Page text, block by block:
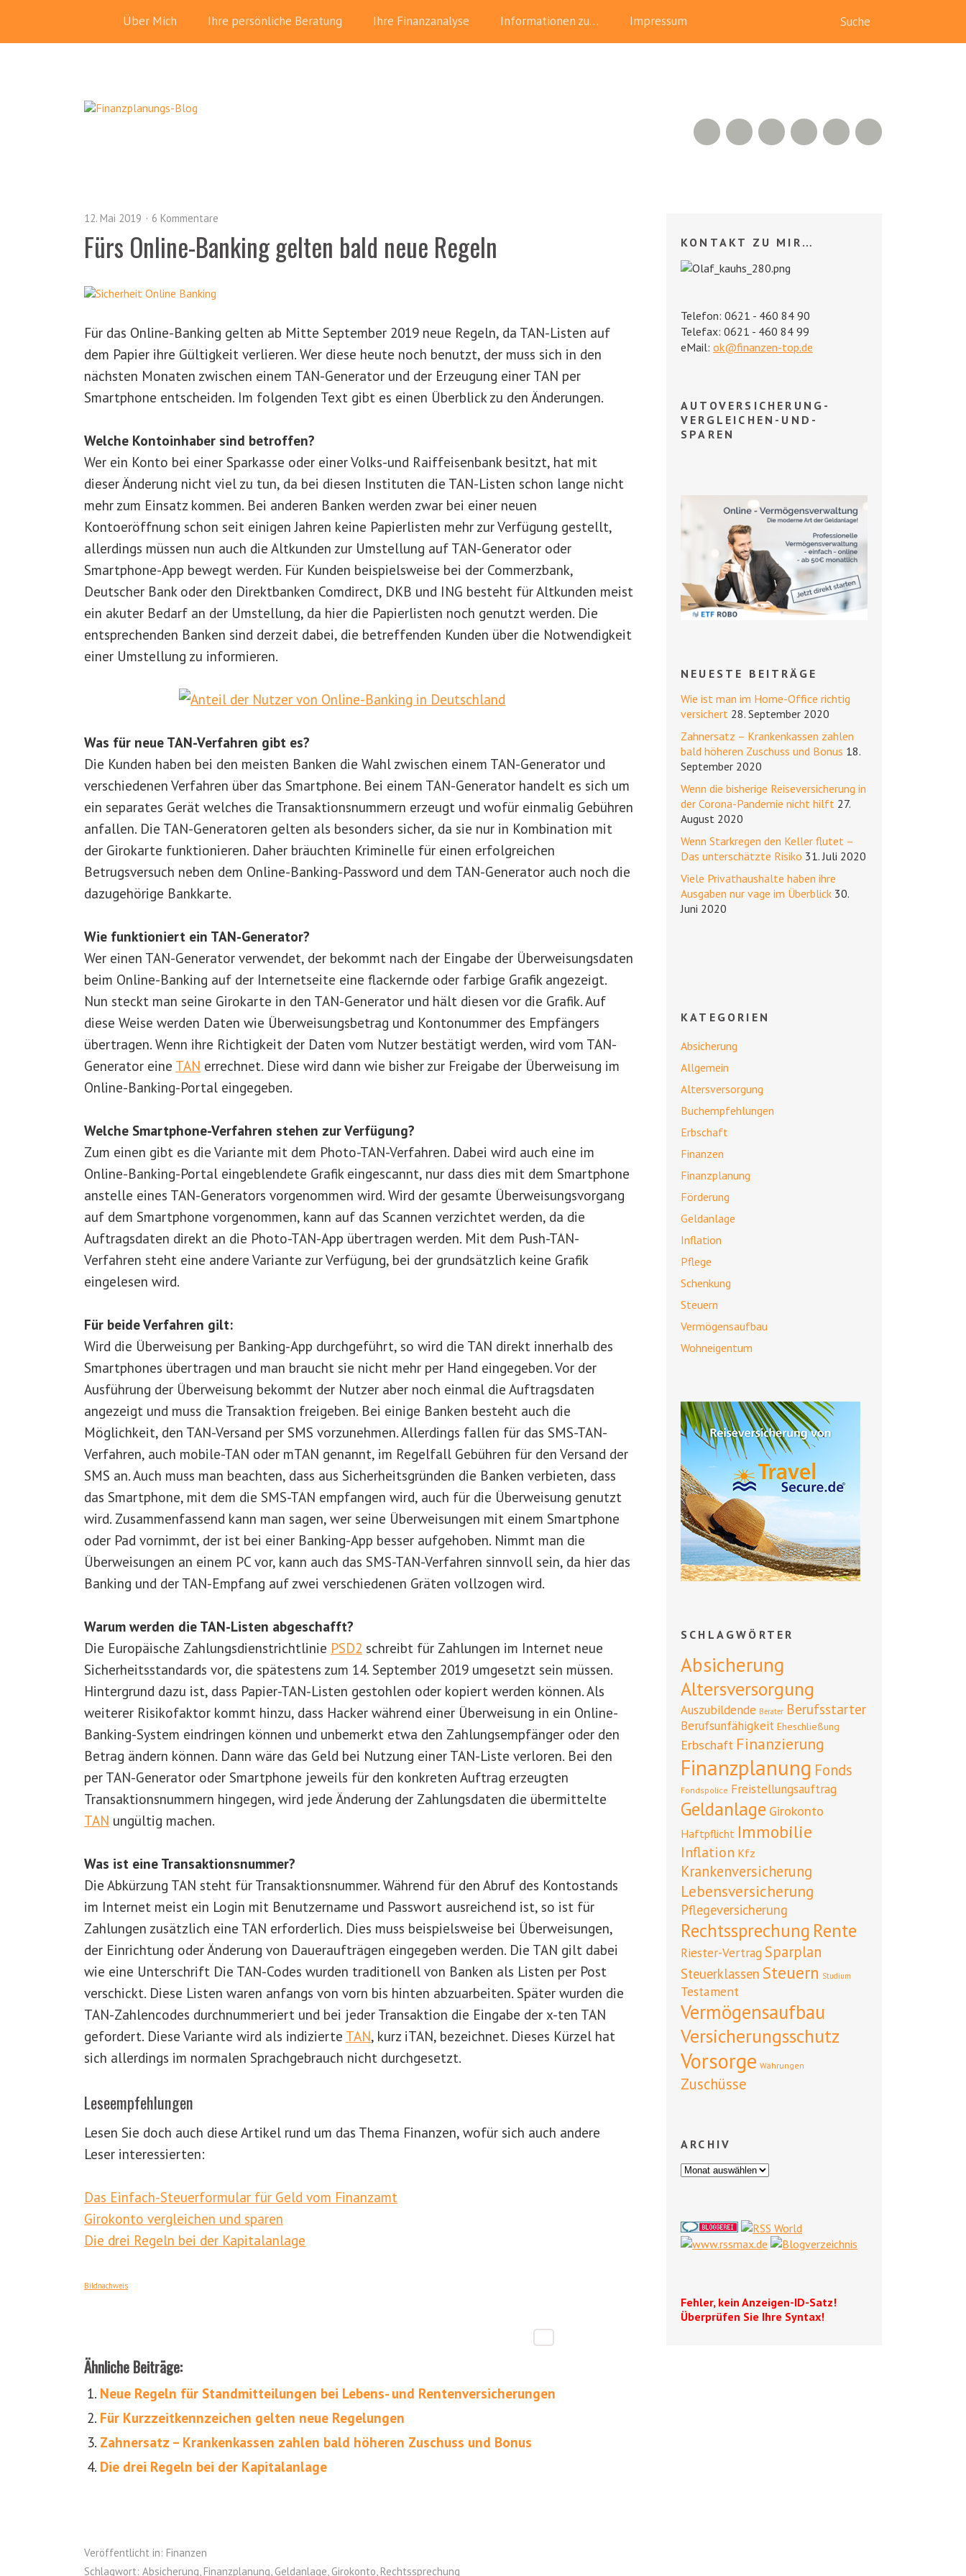
Über Mich Ihre persönliche Beratung Ihre Finanzanalyse Informationen zu… Impressum
Facebook
500px
LinkedIn
Xing
RSS Feed
12. Mai 2019 6 Kommentare
Fürs Online-Banking gelten bald neue Regeln
Für das Online-Banking gelten ab Mitte September 2019 neue Regeln, da TAN-Listen auf
dem Papier ihre Gültigkeit verlieren. Wer diese heute noch benutzt, der muss sich in den
nächsten Monaten zwischen einem TAN-Generator und der Erzeugung einer TAN per
Smartphone entscheiden. Im folgenden Text gibt es einen Überblick zu den Änderungen.
Welche Kontoinhaber sind betroffen?
Wer ein Konto bei einer Sparkasse oder einer Volks-und Raiffeisenbank besitzt, hat mit
dieser Änderung nicht viel zu tun, da bei diesen Instituten die TAN-Listen schon lange nicht
mehr zum Einsatz kommen. Bei anderen Banken werden zwar bei einer neuen
Kontoeröffnung schon seit einigen Jahren keine Papierlisten mehr zur Verfügung gestellt,
allerdings müssen nun auch die Altkunden zur Umstellung auf TAN-Generator oder
Smartphone-App bewegt werden. Für Kunden beispielsweise bei der Commerzbank,
Deutscher Bank oder den Direktbanken Comdirect, DKB und ING besteht für Altkunden meist
ein akuter Bedarf an der Umstellung, da hier die Papierlisten noch genutzt werden. Die
entsprechenden Banken sind derzeit dabei, die betreffenden Kunden über die Notwendigkeit
einer Umstellung zu informieren.
Was für neue TAN-Verfahren gibt es?
Die Kunden haben bei den meisten Banken die Wahl zwischen einem TAN-Generator und
verschiedenen Verfahren über das Smartphone. Bei einem TAN-Generator handelt es sich um
ein separates Gerät welches die Transaktionsnummern erzeugt und wofür einmalig Gebühren
anfallen. Die TAN-Generatoren gelten als besonders sicher, da sie nur in Kombination mit
der Girokarte funktionieren. Daher bräuchten Kriminelle für einen erfolgreichen
Betrugsversuch neben dem Online-Banking-Password und dem TAN-Generator auch noch die
dazugehörige Bankkarte.
Wie funktioniert ein TAN-Generator?
Wer einen TAN-Generator verwendet, der bekommt nach der Eingabe der Überweisungsdaten
beim Online-Banking auf der Internetseite eine flackernde oder farbige Grafik angezeigt.
Nun steckt man seine Girokarte in den TAN-Generator und hält diesen vor die Grafik. Auf
diese Weise werden Daten wie Überweisungsbetrag und Kontonummer des Empfängers
übertragen. Wenn ihre Richtigkeit der Daten vom Nutzer bestätigt werden, wird vom TAN-
Generator eine TAN errechnet. Diese wird dann wie bisher zur Freigabe der Überweisung im
Online-Banking-Portal eingegeben.
Welche Smartphone-Verfahren stehen zur Verfügung?
Zum einen gibt es die Variante mit dem Photo-TAN-Verfahren. Dabei wird auch eine im
Online-Banking-Portal eingeblendete Grafik eingescannt, nur dass dies mit dem Smartphone
anstelle eines TAN-Generators vorgenommen wird. Wird der gesamte Überweisungsvorgang
auf dem Smartphone vorgenommen, kann auf das Scannen verzichtet werden, da die
Auftragsdaten direkt an die Photo-TAN-App übertragen werden. Mit dem Push-TAN-
Verfahren steht eine andere Variante zur Verfügung, bei der grundsätzlich keine Grafik
eingelesen wird.
Für beide Verfahren gilt:
Wird die Überweisung per Banking-App durchgeführt, so wird die TAN direkt innerhalb des
Smartphones übertragen und man braucht sie nicht mehr per Hand eingegeben. Vor der
Ausführung der Überweisung bekommt der Nutzer aber noch einmal die Auftragsdaten
angezeigt und muss die Transaktion freigeben. Bei einige Banken besteht auch die
Möglichkeit, den TAN-Versand per SMS vorzunehmen. Allerdings fallen für das SMS-TAN-
Verfahren, auch mobile-TAN oder mTAN genannt, im Regelfall Gebühren für den Versand der
SMS an. Auch muss man beachten, dass aus Sicherheitsgründen die Banken verbieten, dass
das Smartphone, mit dem die SMS-TAN empfangen wird, auch für die Überweisung genutzt
wird. Zusammenfassend kann man sagen, wer seine Überweisungen mit einem Smartphone
oder Pad vornimmt, der ist bei einer Banking-App besser aufgehoben. Nimmt man die
Überweisungen an einem PC vor, kann auch das SMS-TAN-Verfahren sinnvoll sein, da hier das
Banking und der TAN-Empfang auf zwei verschiedenen Gräten vollzogen wird.
Warum werden die TAN-Listen abgeschafft?
Die Europäische Zahlungsdienstrichtlinie PSD2 schreibt für Zahlungen im Internet neue
Sicherheitsstandards vor, die spätestens zum 14. September 2019 umgesetzt sein müssen.
Hintergrund dazu ist, dass Papier-TAN-Listen gestohlen oder kopiert werden können. Als
weiterer Risikofaktor kommt hinzu, dass Hacker während einer Überweisung in ein Online-
Banking-System eindringen können und unbemerkt etwa den Zahlungsempfänger oder den
Betrag ändern können. Dann wäre das Geld bei Nutzung einer TAN-Liste verloren. Bei den
per TAN-Generator oder Smartphone jeweils für den konkreten Auftrag erzeugten
Transaktionsnummern hingegen, wird jede Änderung der Zahlungsdaten die übermittelte
TAN ungültig machen.
Was ist eine Transaktionsnummer?
Die Abkürzung TAN steht für Transaktionsnummer. Während für den Abruf des Kontostands
im Internet meist ein Login mit Benutzername und Passwort ausreichend ist, so ist für
Zahlungen zusätzlich eine TAN erforderlich. Dies muss beispielsweise bei Überweisungen,
der Einrichtung oder Änderung von Daueraufträgen eingegeben werden. Die TAN gilt dabei
wie eine Unterschrift Die TAN-Codes wurden traditionell von Banken als Listen per Post
verschickt. Diese Listen waren anfangs von vorn bis hinten abzuarbeiten. Später wurden die
TAN-Zahlencodes durchnummeriert und bei jeder Transaktion die Eingabe der x-ten TAN
gefordert. Diese Variante wird als indizierte TAN, kurz iTAN, bezeichnet. Dieses Kürzel hat
sich allerdings im normalen Sprachgebrauch nicht durchgesetzt.
Leseempfehlungen
Lesen Sie doch auch diese Artikel rund um das Thema Finanzen, wofür sich auch andere
Leser interessierten:
Das Einfach-Steuerformular für Geld vom Finanzamt
Girokonto vergleichen und sparen
Die drei Regeln bei der Kapitalanlage
Bildnachweis
Ähnliche Beiträge:
Neue Regeln für Standmitteilungen bei Lebens- und Rentenversicherungen
Für Kurzzeitkennzeichen gelten neue Regelungen
Zahnersatz – Krankenkassen zahlen bald höheren Zuschuss und Bonus
Die drei Regeln bei der Kapitalanlage
Veröffentlicht in: Finanzen
Schlagwort: Absicherung, Finanzplanung, Geldanlage, Girokonto, Rechtssprechung
KONTAKT ZU MIR…
Telefon: 0621 - 460 84 90
Telefax: 0621 - 460 84 99
eMail: ok@finanzen-top.de
AUTOVERSICHERUNG-
VERGLEICHEN-UND-
SPAREN
NEUESTE BEITRÄGE
Wie ist man im Home-Office richtig
versichert 28. September 2020
Zahnersatz – Krankenkassen zahlen
bald höheren Zuschuss und Bonus 18.
September 2020
Wenn die bisherige Reiseversicherung in
der Corona-Pandemie nicht hilft 27.
August 2020
Wenn Starkregen den Keller flutet –
Das unterschätzte Risiko 31. Juli 2020
Viele Privathaushalte haben ihre
Ausgaben nur vage im Überblick 30.
Juni 2020
KATEGORIEN
Absicherung
Allgemein
Altersversorgung
Buchempfehlungen
Erbschaft
Finanzen
Finanzplanung
Förderung
Geldanlage
Inflation
Pflege
Schenkung
Steuern
Vermögensaufbau
Wohneigentum
SCHLAGWÖRTER
Absicherung
Altersversorgung
Auszubildende Berater Berufsstarter
Berufsunfähigkeit Eheschließung
Erbschaft Finanzierung
Finanzplanung Fonds
Fondspolice Freistellungsauftrag
Geldanlage Girokonto
Haftpflicht Immobilie
Inflation Kfz
Krankenversicherung
Lebensversicherung
Pflegeversicherung
Rechtssprechung Rente
Riester-Vertrag Sparplan
Steuerklassen Steuern Studium
Testament
Vermögensaufbau
Versicherungsschutz
Vorsorge Währungen
Zuschüsse
ARCHIV
Fehler, kein Anzeigen-ID-Satz!
Überprüfen Sie Ihre Syntax!